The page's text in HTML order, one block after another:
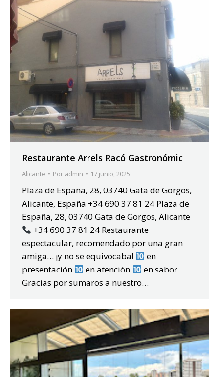
Restaurante Arrels Racó Gastronómic
Alicante Por admin 17 junio, 2025
Plaza de España, 28, 03740 Gata de Gorgos,
Alicante, España +34 690 37 81 24 Plaza de
España, 28, 03740 Gata de Gorgos, Alicante
+34 690 37 81 24 Restaurante
espectacular, recomendado por una gran
amiga… ¡y no se equivocaba!
en
presentación
en atención
en sabor
Gracias por sumaros a nuestro…